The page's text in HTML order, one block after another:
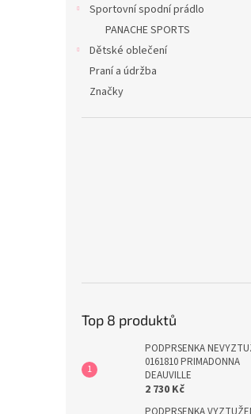
Sportovní spodní prádlo
PANACHE SPORTS
Dětské oblečení
Praní a údržba
Značky
Top 8 produktů
PODPRSENKA
0161810 PRIMADONNA
DEAUVILLE
2 730 Kč